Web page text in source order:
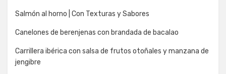
Salmón al horno | Con Texturas y Sabores
Canelones de berenjenas con brandada de bacalao
Carrillera ibérica con salsa de frutos otoñales y manzana de
jengibre